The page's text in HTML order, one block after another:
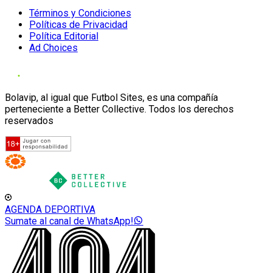
Términos y Condiciones
Políticas de Privacidad
Política Editorial
Ad Choices
Bolavip, al igual que Futbol Sites, es una compañía
perteneciente a Better Collective. Todos los derechos
reservados
AGENDA DEPORTIVA
Sumate al canal de WhatsApp!